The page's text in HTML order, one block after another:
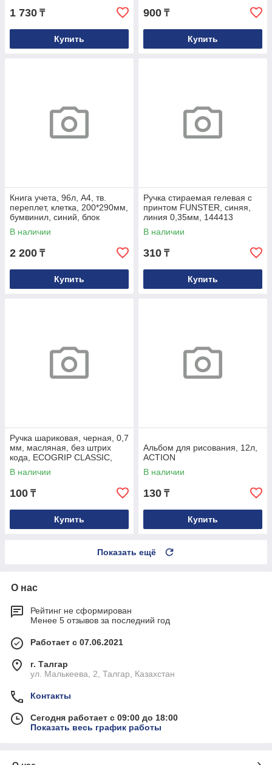
1 730 ₸
Купить
900 ₸
Купить
Книга учета, 96л, А4, тв.
переплет, клетка, 200*290мм,
бумвинил, синий, блок
офсетный
В наличии
2 200 ₸
Купить
Ручка стираемая гелевая с
принтом FUNSTER, синяя,
линия 0,35мм, 144413
В наличии
310 ₸
Купить
Ручка шариковая, черная, 0,7
мм, масляная, без штрих
кода, ECOGRIP CLASSIC,
Индия
В наличии
100 ₸
Купить
Альбом для рисования, 12л,
ACTION
В наличии
130 ₸
Купить
Показать ещё
О нас
Рейтинг не сформирован
Менее 5 отзывов за последний год
Работает с 07.06.2021
г. Талгар
ул. Малькеева, 2, Талгар, Казахстан
Контакты
Сегодня работает с 09:00 до 18:00
Показать весь график работы